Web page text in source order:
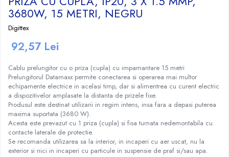
Instalatii de Craciun
Feronerie si Accesorii
Suruburi, dibluri si accesorii uz general
Becuri
Becuri LED
Corpuri Iluminat interior
Lanterne
Proiectoare LED
Scule Electrice si Unelte
Sandwich Maker&Grill
Storcatoare Fructe
Fiare Calcat
Statii Calcat
Preparare Cafea
Accesorii si piese aparate cafea
Cafea si Ceai
Cafetiere
Espressoare
Rasnite
Conductor Electric Rigid
Copex PVC fara fir
Jgheab Metalic
Prelungitoare
Sigurante Electrice Automate -
Intrerupatoare Automate
Eaton
Enext
Legrand
Igiena Dentara
Periute de Dinti Electrice
electrice
Pompe San
Tuns si ras
Aparate de ras electrice
Aparate de tuns
Aparate de tuns barba
Cabluri Transmisii Date
Cabluri TV
Cabluri de Date si accesorii
Cutii Distributie
Rack-uri, Cabinete Metalice si
Accesorii
Routere, Switch-uri, ONT-uri si
Extendere WI-FI
Splittere TV, Ditribuitoare si
Amplificatoare
Sisteme Audio
Produse curatare IT
Radio, CD, DVD player auto
Boxe auto
Reportofoane
Televizoare
3680W, 15 METRI, NEGRU
Digittex
92,57 Lei
Cablu prelungitor cu o priza (cupla) cu impamantare 15 metri
Prelungitorul Datamaxx permite conectarea si operarea mai multor
echipamente electrice in acelasi timp, dar si alimentrea cu curent electric
a dispozitivelor amplasate la distanta de prizele fixe.
Produsul este destinat utilizarii in regim intens, insa fara a depasi puterea
maxima suportata (3680 W).
Acesta este prevazut cu 1 priza (cupla) si fisa turnata nedemontabila cu
contacte laterale de protectie.
Se recomanda utilizarea sa la interior, in incaperi cu aer uscat, nu la
exterior si nici in incaperi cu particule in suspensie de praf si/sau apa.